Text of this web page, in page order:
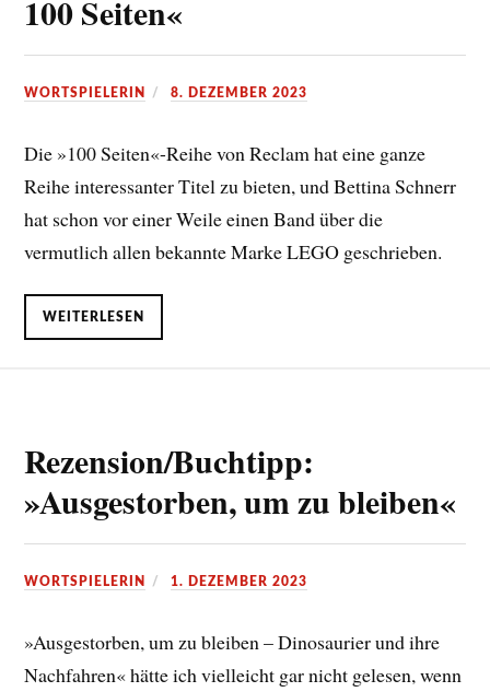
100 Seiten«
WORTSPIELERIN 8. DEZEMBER 2023
Die »100 Seiten«-Reihe von Reclam hat eine ganze
Reihe interessanter Titel zu bieten, und Bettina Schnerr
hat schon vor einer Weile einen Band über die
vermutlich allen bekannte Marke LEGO geschrieben.
WEITERLESEN
Rezension/Buchtipp:
»Ausgestorben, um zu bleiben«
WORTSPIELERIN 1. DEZEMBER 2023
»Ausgestorben, um zu bleiben – Dinosaurier und ihre
Nachfahren« hätte ich vielleicht gar nicht gelesen, wenn